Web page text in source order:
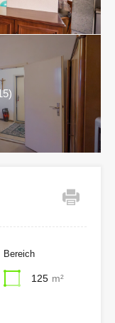
Bereich
125 m²